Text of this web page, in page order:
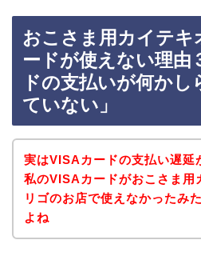
おこさま用カイテキ
ードが使えない理由
ドの支払いが何か
ていない」
実はVISAカードの支払い遅延
私のVISAカードがおこさま用
リゴのお店で使えなかったみ
よね